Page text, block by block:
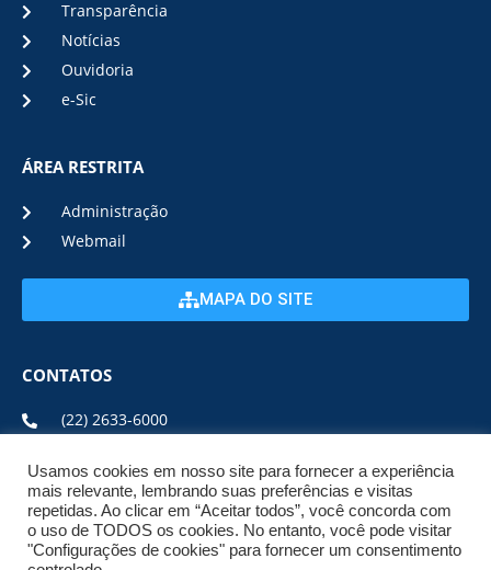
Transparência
Notícias
Ouvidoria
e-Sic
ÁREA RESTRITA
Administração
Webmail
MAPA DO SITE
CONTATOS
(22) 2633-6000
ENDEREÇO E HORÁRIO
ESTRADA DA USINA, Nº 600 CENTRO, CEP: 28950-000
DE SEGUNDA A SEXTA DE 08:00 ÀS 17:00
Usamos cookies em nosso site para fornecer a experiência
mais relevante, lembrando suas preferências e visitas
repetidas. Ao clicar em “Aceitar todos”, você concorda com
o uso de TODOS os cookies. No entanto, você pode visitar
"Configurações de cookies" para fornecer um consentimento